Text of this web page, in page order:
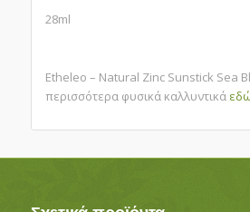
28ml
Etheleo – Natural Zinc Sunstick Sea
περισσότερα φυσικά καλλυντικά